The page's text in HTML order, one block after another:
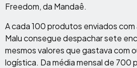
Freedom, da Mandaê.
A cada 100 produtos enviados com
Malu consegue despachar sete
mesmos valores que gastava com
logística. Da média mensal de 700